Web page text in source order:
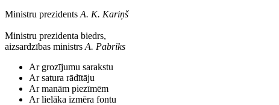
Ministru prezidents A. K. Kariņš
Ministru prezidenta biedrs,
aizsardzības ministrs A. Pabriks
Ar grozījumu sarakstu
Ar satura rādītāju
Ar manām piezīmēm
Ar lielāka izmēra fontu